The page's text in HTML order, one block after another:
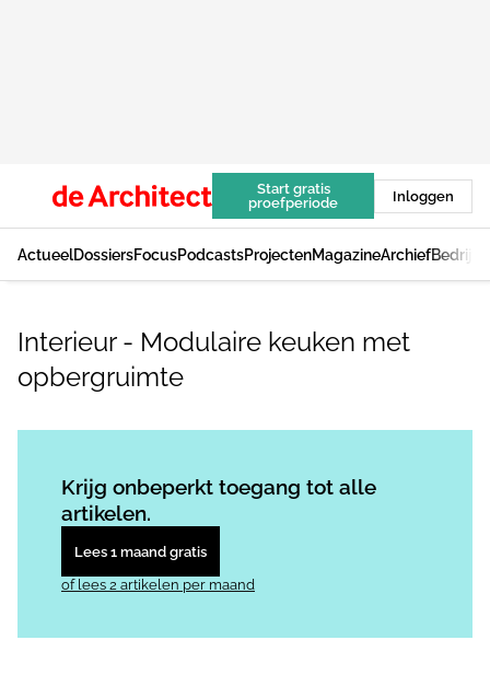
Start gratis
proefperiode
Inloggen
ActueelDossiersFocusPodcastsProjectenMagazineArchief
Interieur - Modulaire keuken met
opbergruimte
Krijg onbeperkt toegang tot alle
artikelen.
Lees 1 maand gratis
of lees 2 artikelen per maand